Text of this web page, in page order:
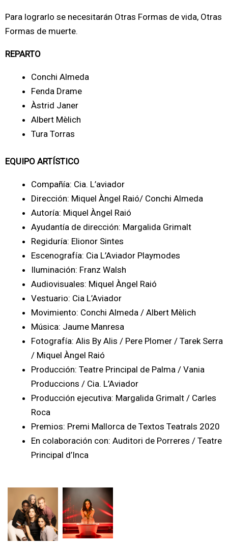
Para lograrlo se necesitarán Otras Formas de vida, Otras
Formas de muerte.
REPARTO
Conchi Almeda
Fenda Drame
Àstrid Janer
Albert Mèlich
Tura Torras
EQUIPO ARTÍSTICO
Compañía: Cia. L’aviador
Dirección: Miquel Àngel Raió/ Conchi Almeda
Autoría: Miquel Àngel Raió
Ayudantía de dirección: Margalida Grimalt
Regiduría: Elionor Sintes
Escenografía: Cia L’Aviador Playmodes
Iluminación: Franz Walsh
Audiovisuales: Miquel Àngel Raió
Vestuario: Cia L’Aviador
Movimiento: Conchi Almeda / Albert Mèlich
Música: Jaume Manresa
Fotografía: Alis By Alis / Pere Plomer / Tarek Serra
/ Miquel Àngel Raió
Producción: Teatre Principal de Palma / Vania
Produccions / Cia. L’Aviador
Producción ejecutiva: Margalida Grimalt / Carles
Roca
Premios: Premi Mallorca de Textos Teatrals 2020
En colaboración con: Auditori de Porreres / Teatre
Principal d’Inca